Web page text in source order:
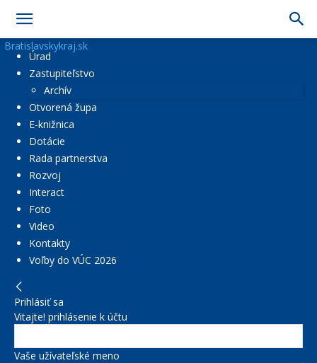
Bratislavskykraj.sk
Úrad
Zastupiteľstvo
Archív
Otvorená župa
E-knižnica
Dotácie
Rada partnerstva
Rozvoj
Interact
Foto
Video
Kontakty
Voľby do VÚC 2026
Prihlásiť sa
Vitajte! prihlásenie k účtu
Vaše užívateľské meno